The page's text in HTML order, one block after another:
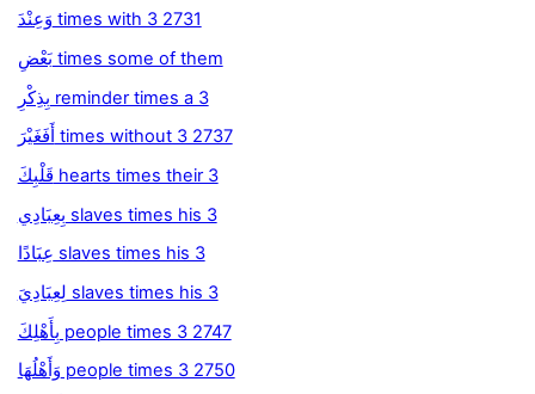
وَعِنْدَ times with 3 2731
بَعْضِ times some of them
بِذِكْرِ reminder times a 3
أَفَغَيْرَ times without 3 2737
قَلْبِكَ hearts times their 3
بِعِبَادِي slaves times his 3
عِبَادًا slaves times his 3
لِعِبَادِيَ slaves times his 3
بِأَهْلِكَ people times 3 2747
وَأَهْلُهَا people times 3 2750